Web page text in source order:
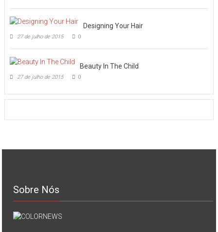
Designing Your Hair
27 de julho de 2015 0
Beauty In The Child
27 de julho de 2015 0
Sobre Nós